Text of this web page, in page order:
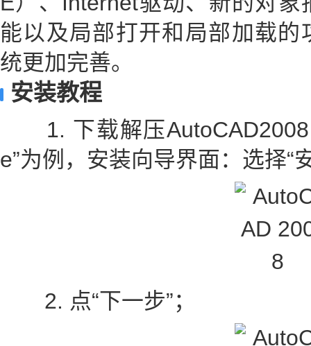
能以及局部打开和局部加载的
统更加完善。
安装教程
1. 下载解压AutoCAD2008
e”为例，安装向导界面：选择“
2. 点“下一步”；